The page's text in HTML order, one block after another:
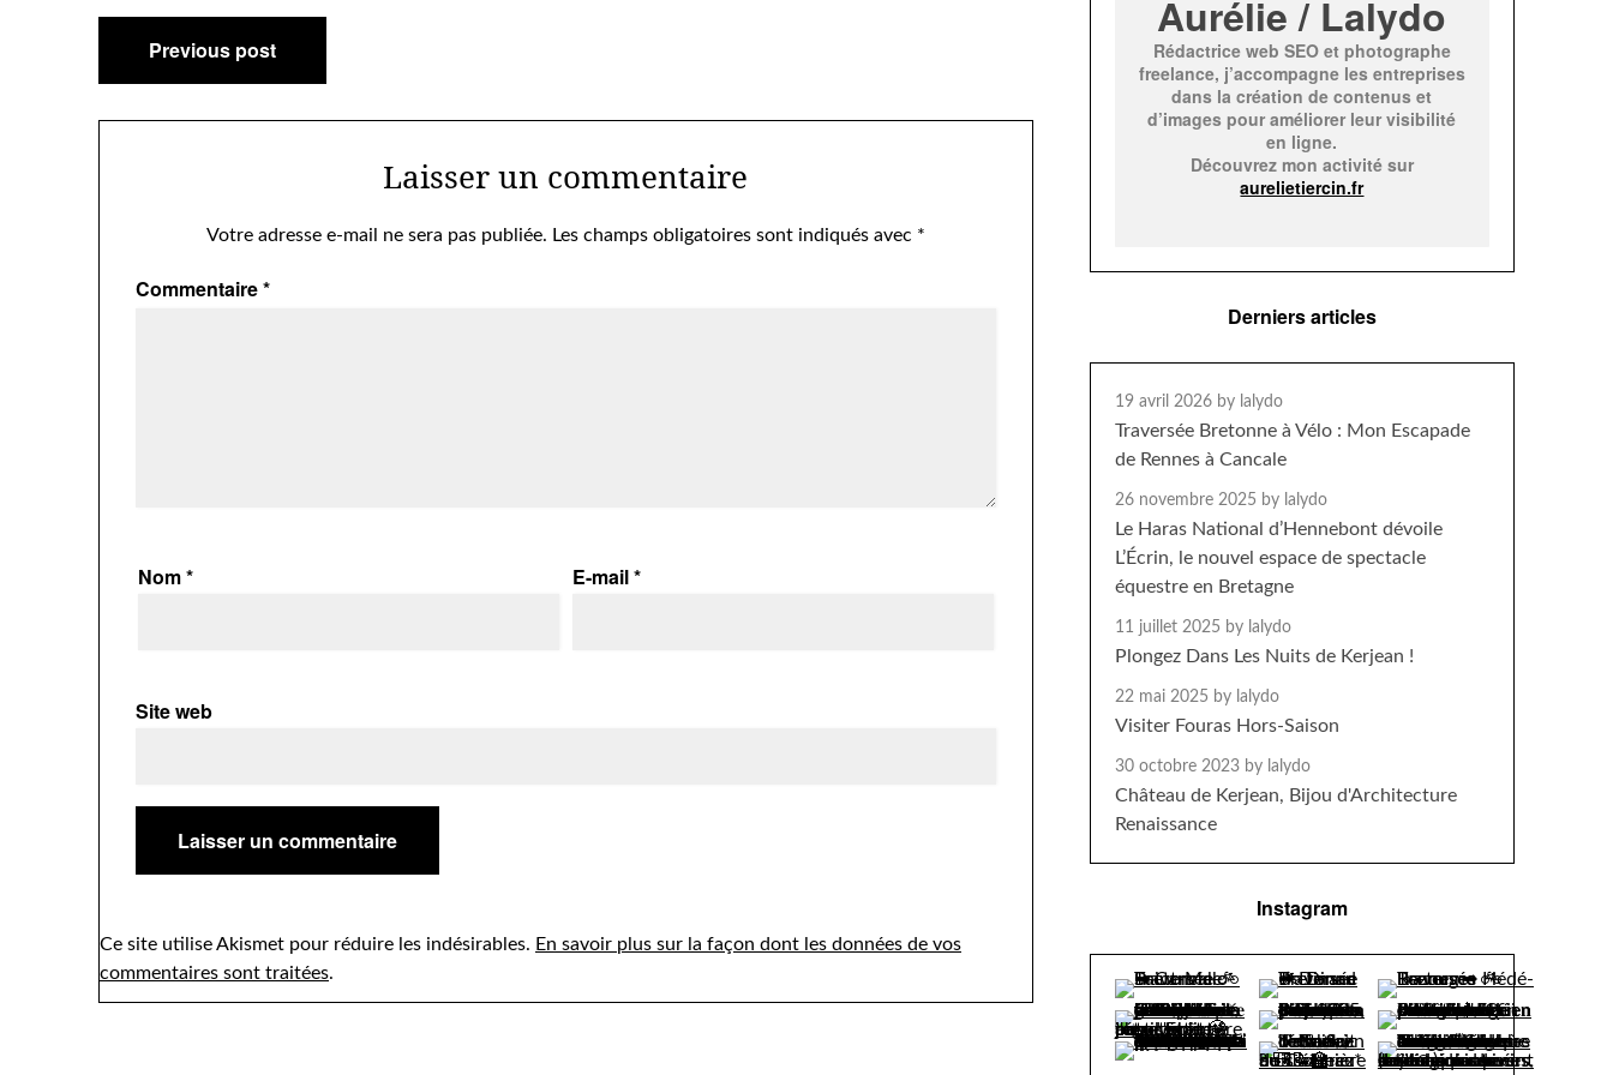
Navigation
de
l’article
Previous post
Laisser un commentaire
Votre adresse e-mail ne sera pas publiée. Les champs obligatoires sont indiqués avec *
Commentaire*
Nom* E-mail*
Site web
Ce site utilise Akismet pour réduire les indésirables. En savoir plus sur la façon dont les données de vos
commentaires sont traitées.
Aurélie / Lalydo
Rédactrice web SEO et photographe
freelance, j’accompagne les entreprises
dans la création de contenus et
d’images pour améliorer leur visibilité
en ligne.
Découvrez mon activité sur
aurelietiercin.fr
Derniers articles
19 avril 2026 by lalydo
Traversée Bretonne à Vélo : Mon Escapade
de Rennes à Cancale
26 novembre 2025 by lalydo
Le Haras National d’Hennebont dévoile
L’Écrin, le nouvel espace de spectacle
équestre en Bretagne
11 juillet 2025 by lalydo
Plongez Dans Les Nuits de Kerjean !
22 mai 2025 by lalydo
Visiter Fouras Hors-Saison
30 octobre 2023 by lalydo
Château de Kerjean, Bijou d'Architecture
Renaissance
Instagram